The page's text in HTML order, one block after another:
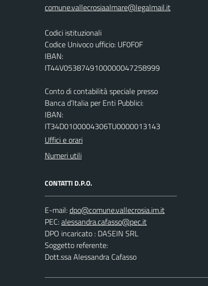
Codici istituzionali
Codice Univoco ufficio: UF0F0F
IBAN:
IT44V0538749100000047258999
Conto di contabilità speciale presso
Banca d’Italia per Enti Pubblici:
IBAN:
IT34D0100004306TU0000013143
Uffici e orari
Numeri utili
CONTATTI D.P.O.
E-mail:
PEC:
DPO incaricato : DASEIN SRL
Soggetto referente:
Dott.ssa Alessandra Cafasso